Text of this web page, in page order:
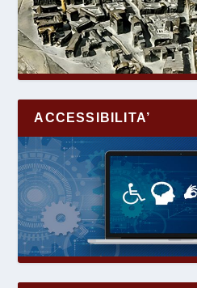
ACCESSIBILITA’